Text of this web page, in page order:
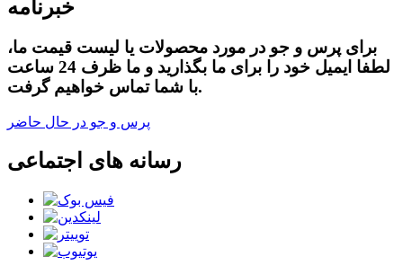
خبرنامه
برای پرس و جو در مورد محصولات یا لیست قیمت ما،
لطفا ایمیل خود را برای ما بگذارید و ما ظرف 24 ساعت
با شما تماس خواهیم گرفت.
پرس و جو در حال حاضر
رسانه های اجتماعی